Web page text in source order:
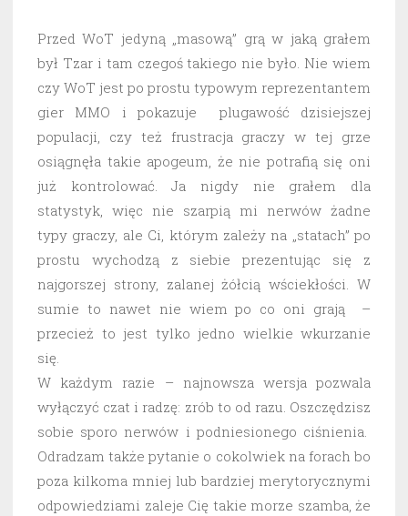
Przed WoT jedyną „masową” grą w jaką grałem
był Tzar i tam czegoś takiego nie było. Nie wiem
czy WoT jest po prostu typowym reprezentantem
gier MMO i pokazuje plugawość dzisiejszej
populacji, czy też frustracja graczy w tej grze
osiągnęła takie apogeum, że nie potrafią się oni
już kontrolować. Ja nigdy nie grałem dla
statystyk, więc nie szarpią mi nerwów żadne
typy graczy, ale Ci, którym zależy na „statach” po
prostu wychodzą z siebie prezentując się z
najgorszej strony, zalanej żółcią wściekłości. W
sumie to nawet nie wiem po co oni grają –
przecież to jest tylko jedno wielkie wkurzanie
się.
W każdym razie – najnowsza wersja pozwala
wyłączyć czat i radzę: zrób to od razu. Oszczędzisz
sobie sporo nerwów i podniesionego ciśnienia.
Odradzam także pytanie o cokolwiek na forach bo
poza kilkoma mniej lub bardziej merytorycznymi
odpowiedziami zaleje Cię takie morze szamba, że